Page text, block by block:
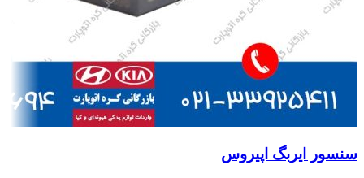
سنسور ایربگ اپیروس